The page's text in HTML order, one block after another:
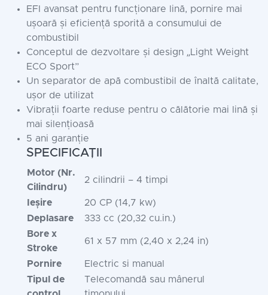
EFI avansat pentru funcționare lină, pornire mai
ușoară și eficiență sporită a consumului de
combustibil
Conceptul de dezvoltare și design „Light Weight
ECO Sport”
Un separator de apă combustibil de înaltă calitate,
ușor de utilizat
Vibrații foarte reduse pentru o călătorie mai lină și
mai silențioasă
5 ani garanție
SPECIFICAȚII
Motor (Nr.
Cilindru)
2 cilindrii – 4 timpi
Ieșire
20 CP (14,7 kw)
Deplasare
333 cc (20,32 cu.in.)
Bore x
Stroke
61 x 57 mm (2,40 x 2,24 in)
Pornire
Electric si manual
Tipul de
Telecomandă sau mânerul